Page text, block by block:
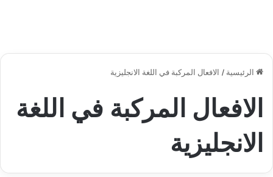
الرئيسية / الافعال المركبة في اللغة الانجليزية
الافعال المركبة في اللغة
الانجليزية